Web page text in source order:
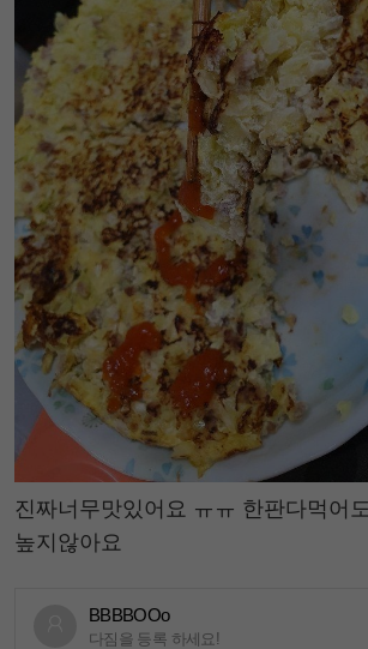
진짜너무맛있어요 ㅠㅠ 한판다먹어
높지않아요
BBBBOOo
다짐을 등록 하세요!